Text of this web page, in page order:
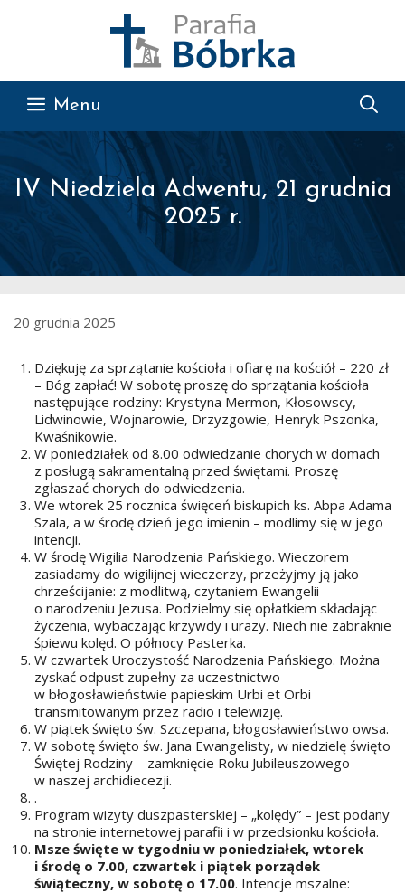
Menu
IV Niedziela Adwentu, 21 grudnia
2025 r.
20 grudnia 2025
Dziękuję za sprzątanie kościoła i ofiarę na kościół – 220 zł
– Bóg zapłać! W sobotę proszę do sprzątania kościoła
następujące rodziny: Krystyna Mermon, Kłosowscy,
Lidwinowie, Wojnarowie, Drzyzgowie, Henryk Pszonka,
Kwaśnikowie.
W poniedziałek od 8.00 odwiedzanie chorych w domach
z posługą sakramentalną przed świętami. Proszę
zgłaszać chorych do odwiedzenia.
We wtorek 25 rocznica święceń biskupich ks. Abpa Adama
Szala, a w środę dzień jego imienin – modlimy się w jego
intencji.
W środę Wigilia Narodzenia Pańskiego. Wieczorem
zasiadamy do wigilijnej wieczerzy, przeżyjmy ją jako
chrześcijanie: z modlitwą, czytaniem Ewangelii
o narodzeniu Jezusa. Podzielmy się opłatkiem składając
życzenia, wybaczając krzywdy i urazy. Niech nie zabraknie
śpiewu kolęd. O północy Pasterka.
W czwartek Uroczystość Narodzenia Pańskiego. Można
zyskać odpust zupełny za uczestnictwo
w błogosławieństwie papieskim Urbi et Orbi
transmitowanym przez radio i telewizję.
W piątek święto św. Szczepana, błogosławieństwo owsa.
W sobotę święto św. Jana Ewangelisty, w niedzielę święto
Świętej Rodziny – zamknięcie Roku Jubileuszowego
w naszej archidiecezji.
.
Program wizyty duszpasterskiej – „kolędy” – jest podany
na stronie internetowej parafii i w przedsionku kościoła.
Msze święte w tygodniu w poniedziałek, wtorek
i środę o 7.00, czwartek i piątek porządek
świąteczny, w sobotę o 17.00. Intencje mszalne: